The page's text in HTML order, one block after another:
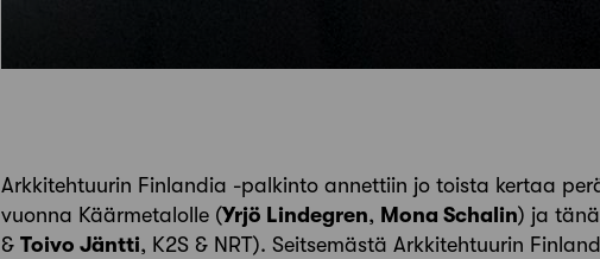
Arkkitehtuurin Finlandia -palkinto annettiin jo toista kertaa
vuonna Käärmetalolle (Yrjö Lindegren, Mona Schalin) ja
& Toivo Jäntti, K2S & NRT). Seitsemästä Arkkitehtuurin